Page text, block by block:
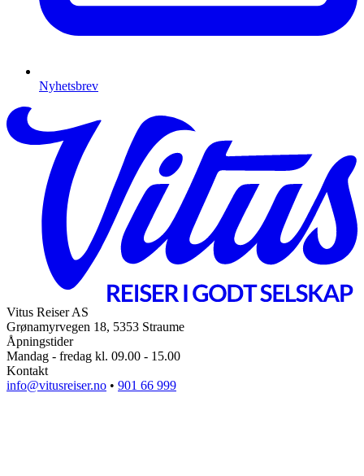
Nyhetsbrev
Vitus Reiser AS
Grønamyrvegen 18, 5353 Straume
Åpningstider
Mandag - fredag kl. 09.00 - 15.00
Kontakt
info@vitusreiser.no • 901 66 999